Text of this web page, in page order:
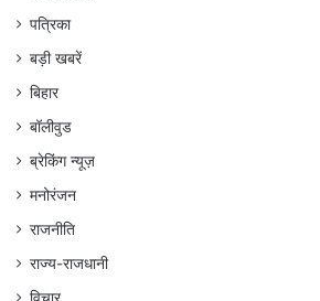
पत्रिका
बड़ी खबरें
बिहार
बॉलीवुड
ब्रेकिंग न्यूज़
मनोरंजन
राजनीति
राज्य-राजधानी
विचार